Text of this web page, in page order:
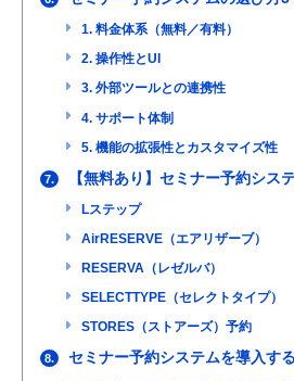
1. 料金体系（無料／有料）
2. 操作性とUI
3. 外部ツールとの連携性
4. サポート体制
5. 機能の拡張性とカスタマイズ性
7. 【無料あり】セミナー予約シス
Lステップ
AirRESERVE（エアリザーブ）
RESERVA（レゼルバ）
SELECTTYPE（セレクトタイプ）
STORES（ストアーズ）予約
8. セミナー予約システムを導入す